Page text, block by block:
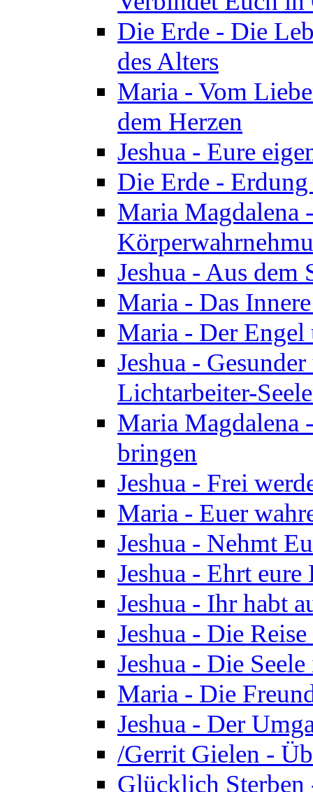
Die Erde - Die
des Alters
Maria - Vom
dem Herzen
Jeshua - Eure
Die Erde -
Maria Magdalena
Jeshua - Aus dem
Maria - Das
Maria - Der Engel
Jeshua -
Lichtarbeiter-
Maria Magdalena
bringen
Jeshua - Frei
Maria - Euer
Jeshua - Nehmt
Jeshua - Ehrt
Jeshua - Ihr habt
Jeshua - Die
Jeshua - Die
Maria - Die
Jeshua - Der
/Gerrit Gielen -
Glücklich